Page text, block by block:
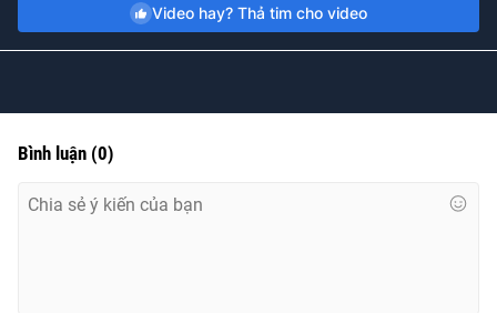
Video hay? Thả tim cho video
Bình luận (0)